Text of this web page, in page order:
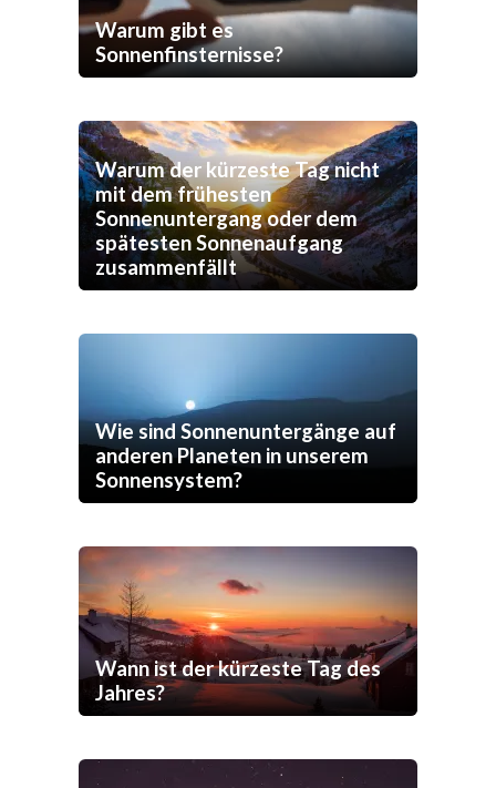
Warum gibt es
Sonnenfinsternisse?
Warum der kürzeste Tag nicht
mit dem frühesten
Sonnenuntergang oder dem
spätesten Sonnenaufgang
zusammenfällt
Wie sind Sonnenuntergänge auf
anderen Planeten in unserem
Sonnensystem?
Wann ist der kürzeste Tag des
Jahres?